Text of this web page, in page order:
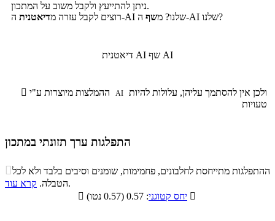
ניתן להתייעץ ולקבל משוב על המתכון.
רוצים לקבל עזרה מדיאטנית ה-AI שלנו? משף ה-AI שלנו?
דיאטנית AI שף AI
 AI
טעויות
התפלגות ערך תזונתי במתכון
התפלגות ערך תזונתי במתכון
סיבים
תזונתיים
שומנים חלבונים
8.3% 55.2%
ההתפלגות מתייחסת לחלבונים, פחמימות, שומנים וסיבים בלבד ולא לכל
הטבלה. קרא עוד
.

יחס קטוגני 